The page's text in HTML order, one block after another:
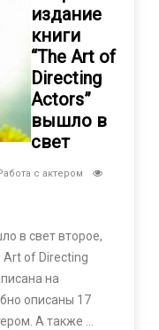
издание
книги
“The Art of
Directing
Actors”
вышло в
свет
с актером
в свет второе,
Art of Directing
на
описаны 17
А также …